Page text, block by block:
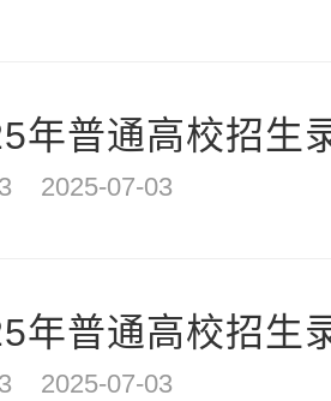
年普通高校招生
2025-07-03
年普通高校招生
2025-07-03